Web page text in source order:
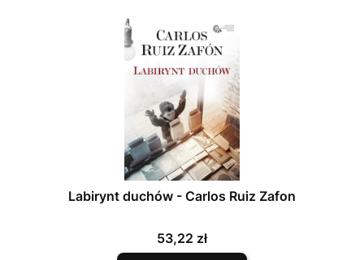
Labirynt duchów - Carlos Ruiz Zafon
Cena
53,22 zł